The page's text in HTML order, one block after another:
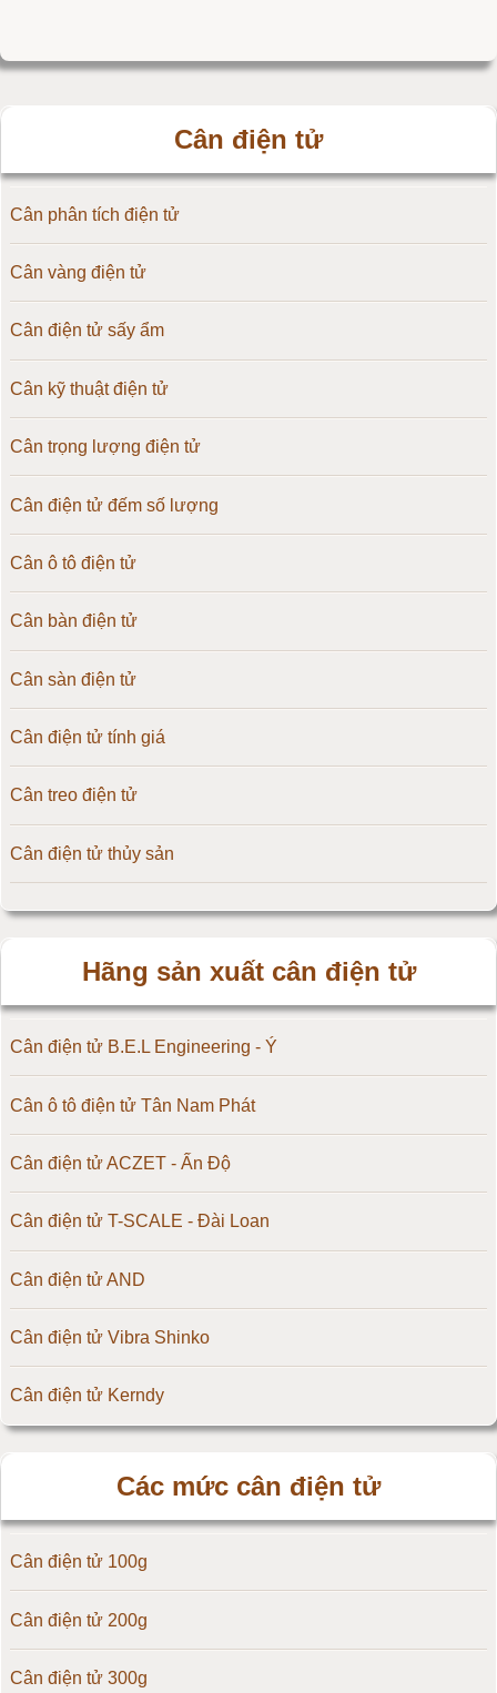
Cân điện tử
Cân phân tích điện tử
Cân vàng điện tử
Cân điện tử sấy ẩm
Cân kỹ thuật điện tử
Cân trọng lượng điện tử
Cân điện tử đếm số lượng
Cân ô tô điện tử
Cân bàn điện tử
Cân sàn điện tử
Cân điện tử tính giá
Cân treo điện tử
Cân điện tử thủy sản
Hãng sản xuất cân điện tử
Cân điện tử B.E.L Engineering - Ý
Cân ô tô điện tử Tân Nam Phát
Cân điện tử ACZET - Ấn Độ
Cân điện tử T-SCALE - Đài Loan
Cân điện tử AND
Cân điện tử Vibra Shinko
Cân điện tử Kerndy
Cân điện tử OCS
Cân điện tử Digi
Cân điện tử TNP Scacle
Các mức cân điện tử
Cân điện tử 100g
Cân điện tử 200g
Cân điện tử 300g